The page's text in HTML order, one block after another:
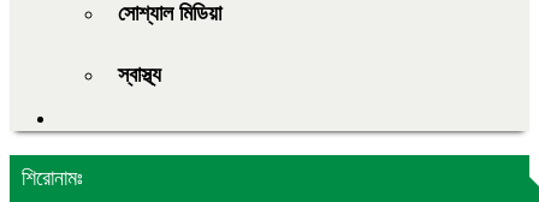
সোশ্যাল মিডিয়া
স্বাস্থ্য
শিরোনামঃ